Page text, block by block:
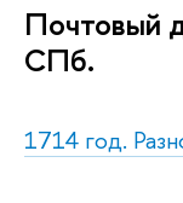
Почтовый
СПб.
1714 год.